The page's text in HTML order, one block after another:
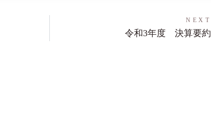
NEXT
令和3年度 決算要約